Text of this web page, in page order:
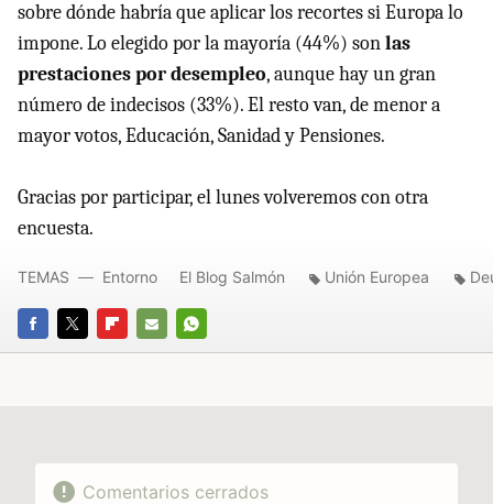
sobre dónde habría que aplicar los recortes si Europa lo
impone. Lo elegido por la mayoría (44%) sonlas
prestaciones por desempleo, aunque hay un gran
número de indecisos (33%). El resto van, de menor a
mayor votos, Educación, Sanidad y Pensiones.
Gracias por participar, el lunes volveremos con otra
encuesta.
FACEBOOK
TWITTERFLIPBOARD
E-
WHATSAPP
TEMAS Entorno El Blog Salmón Unión Europea
Comentarios cerrados